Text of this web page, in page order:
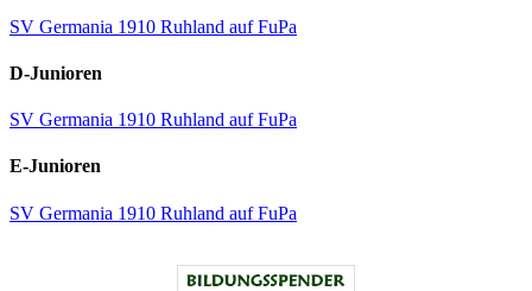
SV Germania 1910 Ruhland auf FuPa
D-Junioren
SV Germania 1910 Ruhland auf FuPa
E-Junioren
SV Germania 1910 Ruhland auf FuPa